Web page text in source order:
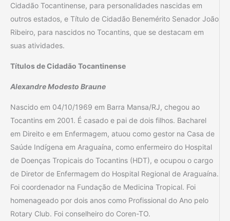
Cidadão Tocantinense, para personalidades nascidas em
outros estados, e Título de Cidadão Benemérito Senador João
Ribeiro, para nascidos no Tocantins, que se destacam em
suas atividades.
Títulos de Cidadão Tocantinense
Alexandre Modesto Braune
Nascido em 04/10/1969 em Barra Mansa/RJ, chegou ao
Tocantins em 2001. É casado e pai de dois filhos. Bacharel
em Direito e em Enfermagem, atuou como gestor na Casa de
Saúde Indígena em Araguaína, como enfermeiro do Hospital
de Doenças Tropicais do Tocantins (HDT), e ocupou o cargo
de Diretor de Enfermagem do Hospital Regional de Araguaína.
Foi coordenador na Fundação de Medicina Tropical. Foi
homenageado por dois anos como Profissional do Ano pelo
Rotary Club. Foi conselheiro do Coren-TO.